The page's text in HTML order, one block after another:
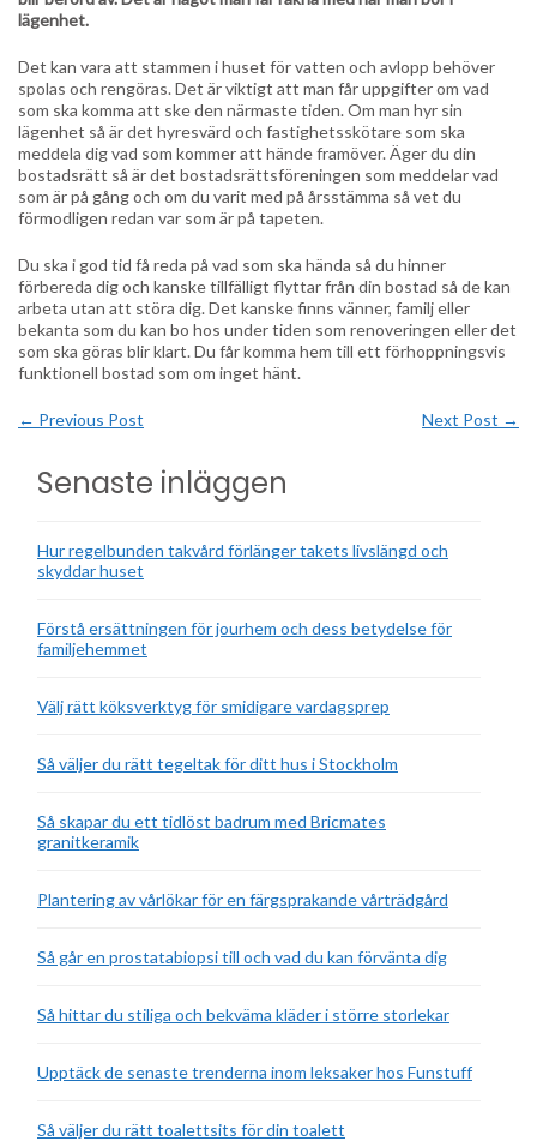
lägenhet.
Det kan vara att stammen i huset för vatten och avlopp behöver
spolas och rengöras. Det är viktigt att man får uppgifter om vad
som ska komma att ske den närmaste tiden. Om man hyr sin
lägenhet så är det hyresvärd och fastighetsskötare som ska
meddela dig vad som kommer att hände framöver. Äger du din
bostadsrätt så är det bostadsrättsföreningen som meddelar vad
som är på gång och om du varit med på årsstämma så vet du
förmodligen redan var som är på tapeten.
Du ska i god tid få reda på vad som ska hända så du hinner
förbereda dig och kanske tillfälligt flyttar från din bostad så de kan
arbeta utan att störa dig. Det kanske finns vänner, familj eller
bekanta som du kan bo hos under tiden som renoveringen eller det
som ska göras blir klart. Du får komma hem till ett förhoppningsvis
funktionell bostad som om inget hänt.
← Previous Post Next Post →
Senaste inläggen
Hur regelbunden takvård förlänger takets livslängd och
skyddar huset
Förstå ersättningen för jourhem och dess betydelse för
familjehemmet
Välj rätt köksverktyg för smidigare vardagsprep
Så väljer du rätt tegeltak för ditt hus i Stockholm
Så skapar du ett tidlöst badrum med Bricmates
granitkeramik
Plantering av vårlökar för en färgsprakande vårträdgård
Så går en prostatabiopsi till och vad du kan förvänta dig
Så hittar du stiliga och bekväma kläder i större storlekar
Upptäck de senaste trenderna inom leksaker hos Funstuff
Så väljer du rätt toalettsits för din toalett